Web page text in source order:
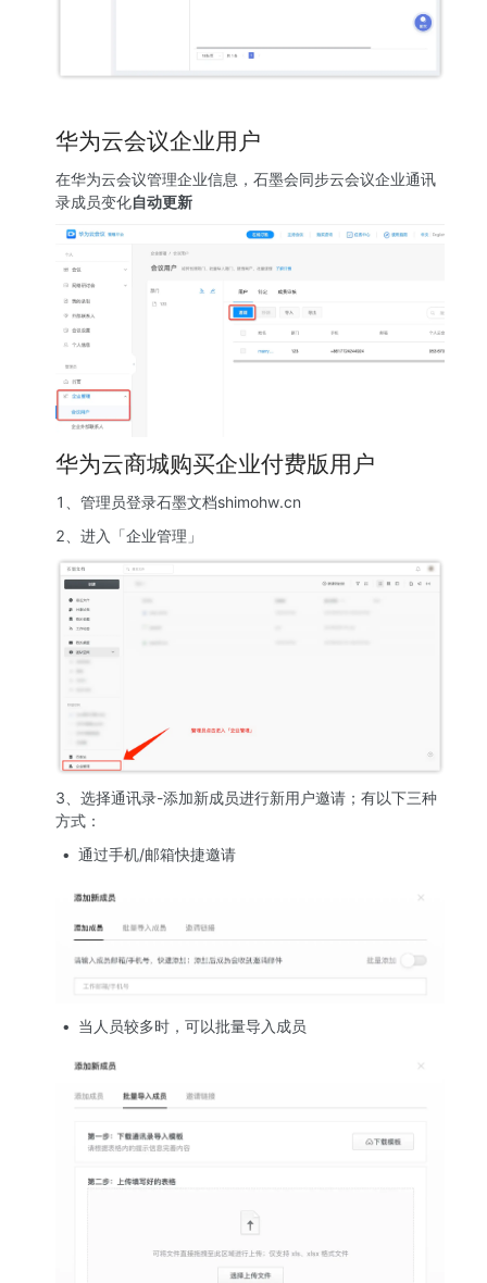
华为云会议企业用户
在华为云会议管理企业信息，石墨会同步云会议企业通讯
录成员变化自动更新
华为云商城购买企业付费版用户
1、管理员登录石墨文档shimohw.cn
2、进入「企业管理」
3、选择通讯录-添加新成员进行新用户邀请；有以下三种
方式：
通过手机/邮箱快捷邀请
当人员较多时，可以批量导入成员